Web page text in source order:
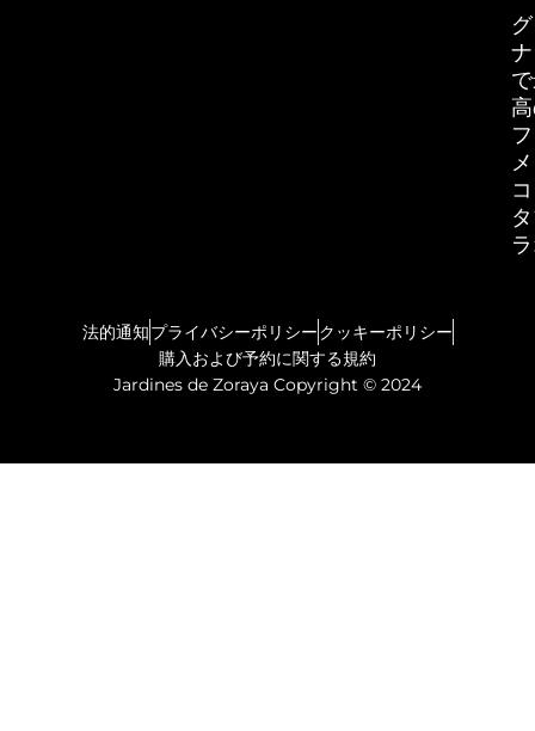
法的通知プライバシーポリシークッキーポリシー
購入および予約に関する規約
Jardines de Zoraya Copyright © 2024